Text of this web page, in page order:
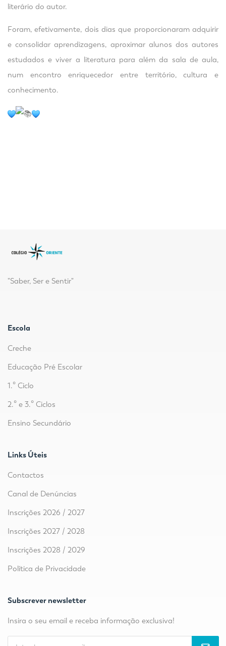
literário do autor.
Foram, efetivamente, dois dias que proporcionaram adquirir
e consolidar aprendizagens, aproximar alunos dos autores
estudados e viver a literatura para além da sala de aula,
num encontro enriquecedor entre território, cultura e
conhecimento.
"Saber, Ser e Sentir"
Escola
Creche
Educação Pré Escolar
1.º Ciclo
2.º e 3.º Ciclos
Ensino Secundário
Links Úteis
Contactos
Canal de Denúncias
Inscrições 2026 / 2027
Inscrições 2027 / 2028
Inscrições 2028 / 2029
Política de Privacidade
Subscrever newsletter
Insira o seu email e receba informação exclusiva!